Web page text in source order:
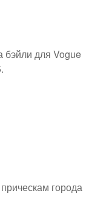
бэйли для Vogue
города